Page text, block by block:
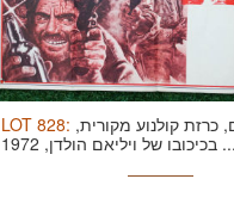
LOT 828: כרזת קולנוע מקורית,
בכיכובו של ויליאם הולדן, 1972 ...